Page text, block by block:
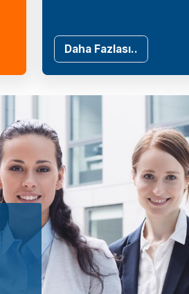
Daha Fazlası..